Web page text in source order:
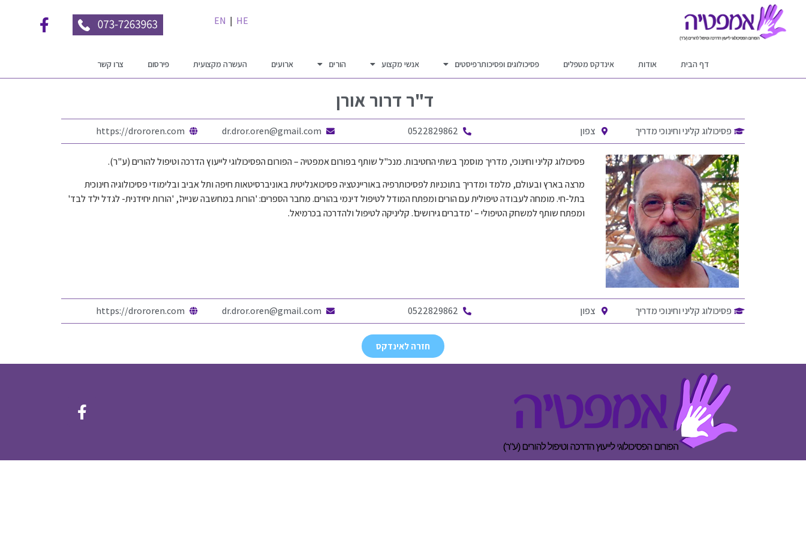
EN | HE
דף הבית אודות אינדקס מטפלים פסיכולוגים ופסיכותרפיסטים אנשי מקצוע הורים ארועים העשרה מקצועית פירסום צרו קשר
ד"ר דרור אורן
פסיכולוג קליני וחינוכי מדריך צפון 0522829862
dr.dror.oren@gmail.com
https://drororen.com
פסיכולוג קליני וחינוכי, מדריך מוסמך בשתי החטיבות. מנכ"ל שותף בפורום אמפטיה – הפורום הפסיכולוגי לייעוץ הדרכה וטיפול להורים (ע"ר).
מרצה בארץ ובעולם, מלמד ומדריך בתוכניות לפסיכותרפיה באוריינטציה פסיכואנליטית באוניברסיטאות חיפה ותל אביב ובלימודי פסיכולוגיה חינוכית
בתל-חי. מומחה לעבודה טיפולית עם הורים ומפתח המודל לטיפול דינמי בהורים. מחבר הספרים: 'הורות במחשבה שנייה', 'הורות יחידנית- לגדל ילד לבד'
ומפתח שותף למשחק הטיפולי – 'מדברים גירושים'. קליניקה לטיפול ולהדרכה בכרמיאל.
פסיכולוג קליני וחינוכי מדריך צפון 0522829862
dr.dror.oren@gmail.com
https://drororen.com
חזרה לאינדקס